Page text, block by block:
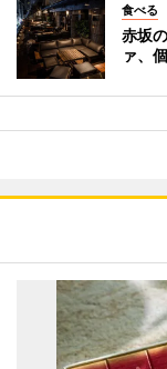
食べる
赤坂
ァ、